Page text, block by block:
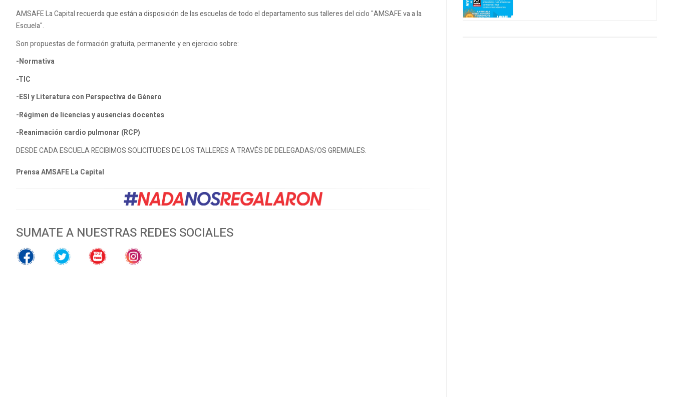
AMSAFE La Capital recuerda que están a disposición de las escuelas de todo el departamento sus talleres del ciclo "AMSAFE va a la
Escuela".
Son propuestas de formación gratuita, permanente y en ejercicio sobre:
-Normativa
-TIC
-ESI y Literatura con Perspectiva de Género
-Régimen de licencias y ausencias docentes
-Reanimación cardio pulmonar (RCP)
DESDE CADA ESCUELA RECIBIMOS SOLICITUDES DE LOS TALLERES A TRAVÉS DE DELEGADAS/OS GREMIALES.
Prensa AMSAFE La Capital
SUMATE A NUESTRAS REDES SOCIALES